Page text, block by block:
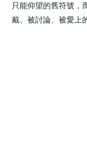
只能仰望的舊符號，
戴、被討論、被愛上